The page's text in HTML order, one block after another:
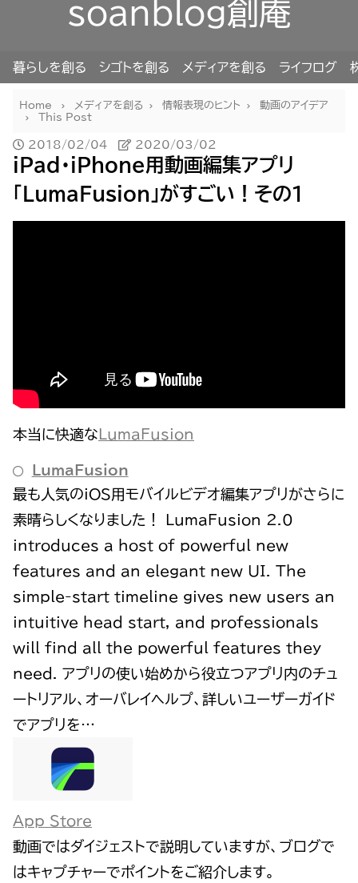
soanblog創庵
暮らしを創る シゴトを創る メディアを創る ライフログ
Home メディアを創る 情報表現のヒント
動画のアイデア
This Post
2018/02/04 2020/03/02
iPad・iPhone用動画編集アプリ
「LumaFusion」がすごい！その１
本当に快適な LumaFusion
‎LumaFusion
‎最も人気のiOS用モバイルビデオ編集アプリがさらに
素晴らしくなりました！ LumaFusion 2.0
introduces a host of powerful new
features and an elegant new UI. The
simple-start timeline gives new users an
intuitive head start, and professionals
will find all the powerful features they
need. アプリの使い始めから役立つアプリ内のチュ
ートリアル、オーバレイヘルプ、詳しいユーザーガイド
でアプリを…
App Store
動画ではダイジェストで説明していますが、ブログで
はキャプチャーでポイントをご紹介します。